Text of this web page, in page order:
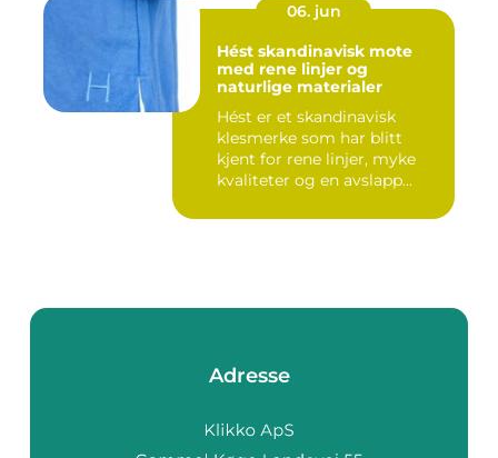
06. jun
Hést skandinavisk mote
med rene linjer og
naturlige materialer
Hést er et skandinavisk
klesmerke som har blitt
kjent for rene linjer, myke
kvaliteter og en avslapp...
Adresse